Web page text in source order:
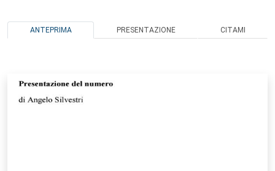
ANTEPRIMA PRESENTAZIONE CITAMI